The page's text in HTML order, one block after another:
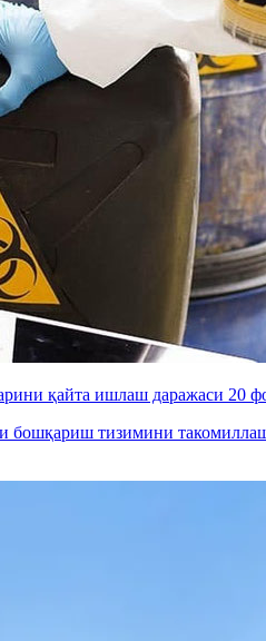
қайта ишлаш даражаси 20
бошқариш тизимини